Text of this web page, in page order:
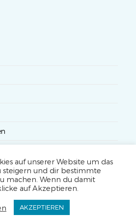
Storno-Bedingungen
auf unserer Website um das
steigern und dir bestimmte
machen. Wenn du damit
auf Akzeptieren.
AKZEPTIEREN